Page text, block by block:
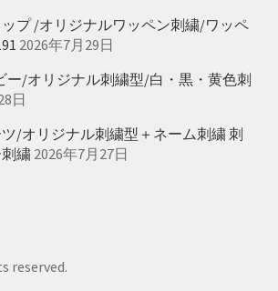
プ /オリジナルワッペン刺繍/ワッペ
2026年7月29日
ー/オリジナル刺繍型/白・黒・黄色刺
日
/オリジナル刺繍型＋ネーム刺繍 刺
繍 2026年7月27日
reserved.